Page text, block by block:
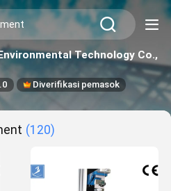
Technology Co.,
Diverifikasi pemasok
(120)